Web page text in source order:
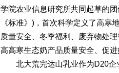
学院农业信息研究所共同起草的
《标准》)，首次科学定义了高寒
质量安全、冬季福利、废弃物处
高高寒生态奶产品质量安全、促
北大荒完达山乳业作为D20企